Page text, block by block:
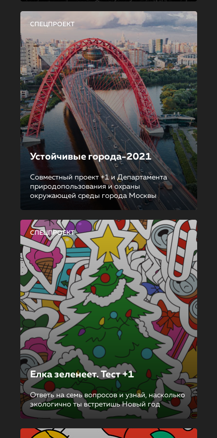
СПЕЦПРОЕКТ
Устойчивые города-2021
Совместный проект +1 и Департамента
природопользования и охраны
окружающей среды города Москвы
СПЕЦПРОЕКТ
Елка зеленеет. Тест +1
Ответь на семь вопросов и узнай, насколько
экологично ты встретишь Новый год